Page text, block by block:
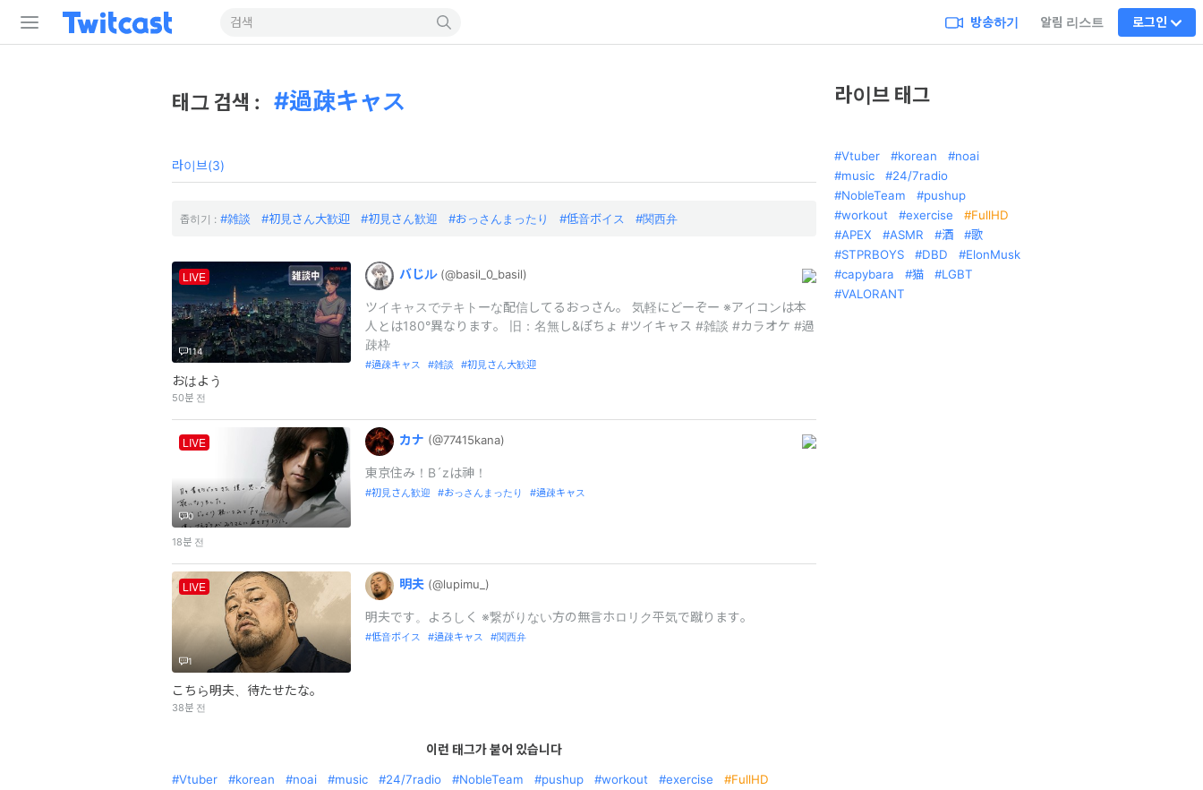
방송하기 알림 리스트 로그인
태그 검색 : 過疎キャス
라이브(3)
좁히기 : 雑談 初見さん大歓迎 初見さん歓迎 おっさんまったり 低音ボイス 関西弁
LIVE
114
おはよう
50분 전
バじル (@basil_ 0_ basil)
ツイキャスでテキトーな配信してるおっさん。 気軽にどーぞー ※アイコンは本
人とは180°異なります。 旧：名無し&ぽちょ #ツイキャス #雑談 #カラオケ #過
疎枠
過疎キャス 雑談 初見さん大歓迎
LIVE
0
18분 전
カナ (@77415kana)
東京住み！B´zは神！
初見さん歓迎 おっさんまったり 過疎キャス
LIVE
1
こちら明夫、待たせたな。
38분 전
明夫 (@lupimu_ )
明夫です。よろしく ※繋がりない方の無言ホロリク平気で蹴ります。
低音ボイス 過疎キャス 関西弁
이런 태그가 붙어 있습니다
Vtuber korean noai music 24/7radio NobleTeam pushup workout exercise
FullHD
라이브 태그
Vtuber korean
noai
music
24/7radio
NobleTeam
pushup
workout
exercise
FullHD
APEX
ASMR 酒
歌
STPRBOYS
DBD
ElonMusk
capybara
猫
LGBT
VALORANT